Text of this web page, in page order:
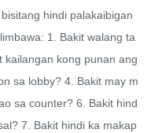
hindi palakaibigan
1. Bakit walang ta
kailangan kong punan ang
sa lobby? 4. Bakit may m
sa counter? 6. Bakit hind
7. Bakit hindi ka makap